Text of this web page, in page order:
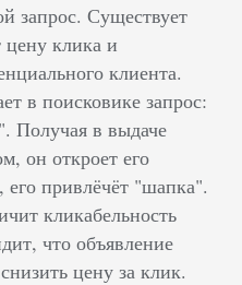
запрос. Существует
клика и
клиента.
в поисковике запрос:
Получая в выдаче
он откроет его
привлёчёт "шапка".
кликабельность
что объявление
цену за клик.